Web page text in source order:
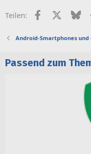
Teilen: Facebook
X
Android-Smartphones und
Passend zum